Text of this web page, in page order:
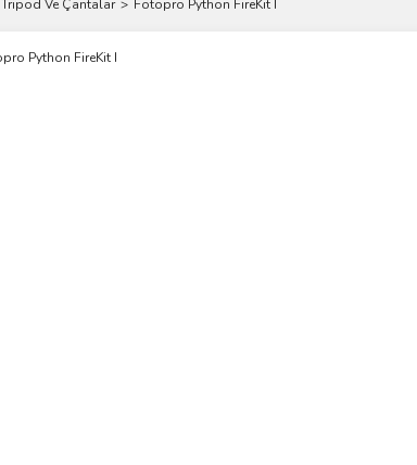
Tripod Ve Çantalar Fotopro Python FireKit I